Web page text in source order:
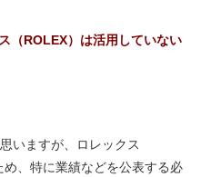
（ROLEX）は活用していない
いますが、ロレックス
め、特に業績などを公表する必